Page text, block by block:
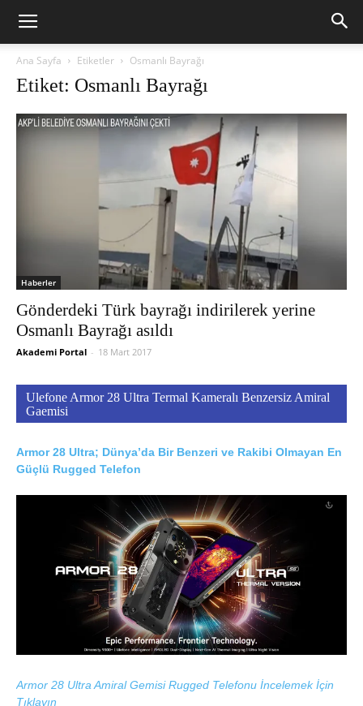
Ana Sayfa Etiketler Osmanlı Bayrağı
Etiket: Osmanlı Bayrağı
Haberler
Gönderdeki Türk bayrağı indirilerek yerine
Osmanlı Bayrağı asıldı
Akademi Portal - 18 Mart 2017
Ulefone Armor 28 Ultra Termal Kameralı Benzersiz Amiral
Gaemisi
Armor 28 Ultra; Dünya’da Bir Benzeri ve Rakibi Olmayan En
Güçlü Rugged Telefon
Armor 28 Ultra Amiral Gemisi Rugged Telefonu İncelemek İçin
Tıklayın